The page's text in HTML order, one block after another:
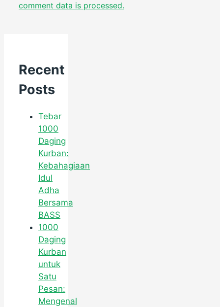
comment data is processed.
Recent
Posts
Tebar
1000
Daging
Kurban:
Kebahagiaan
Idul
Adha
Bersama
BASS
1000
Daging
Kurban
untuk
Satu
Pesan:
Mengenal